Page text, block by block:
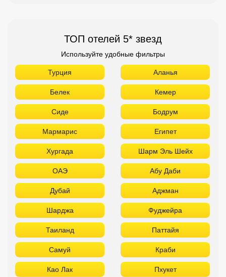
ТОП отелей 5* звезд
Используйте удобные фильтры
Турция Аланья
Белек Кемер
Сиде Бодрум
Мармарис Египет
Хургада Шарм Эль Шейх
ОАЭ Абу Даби
Дубай Аджман
Шарджа Фуджейра
Таиланд Паттайя
Самуй Краби
Као Лак Пхукет